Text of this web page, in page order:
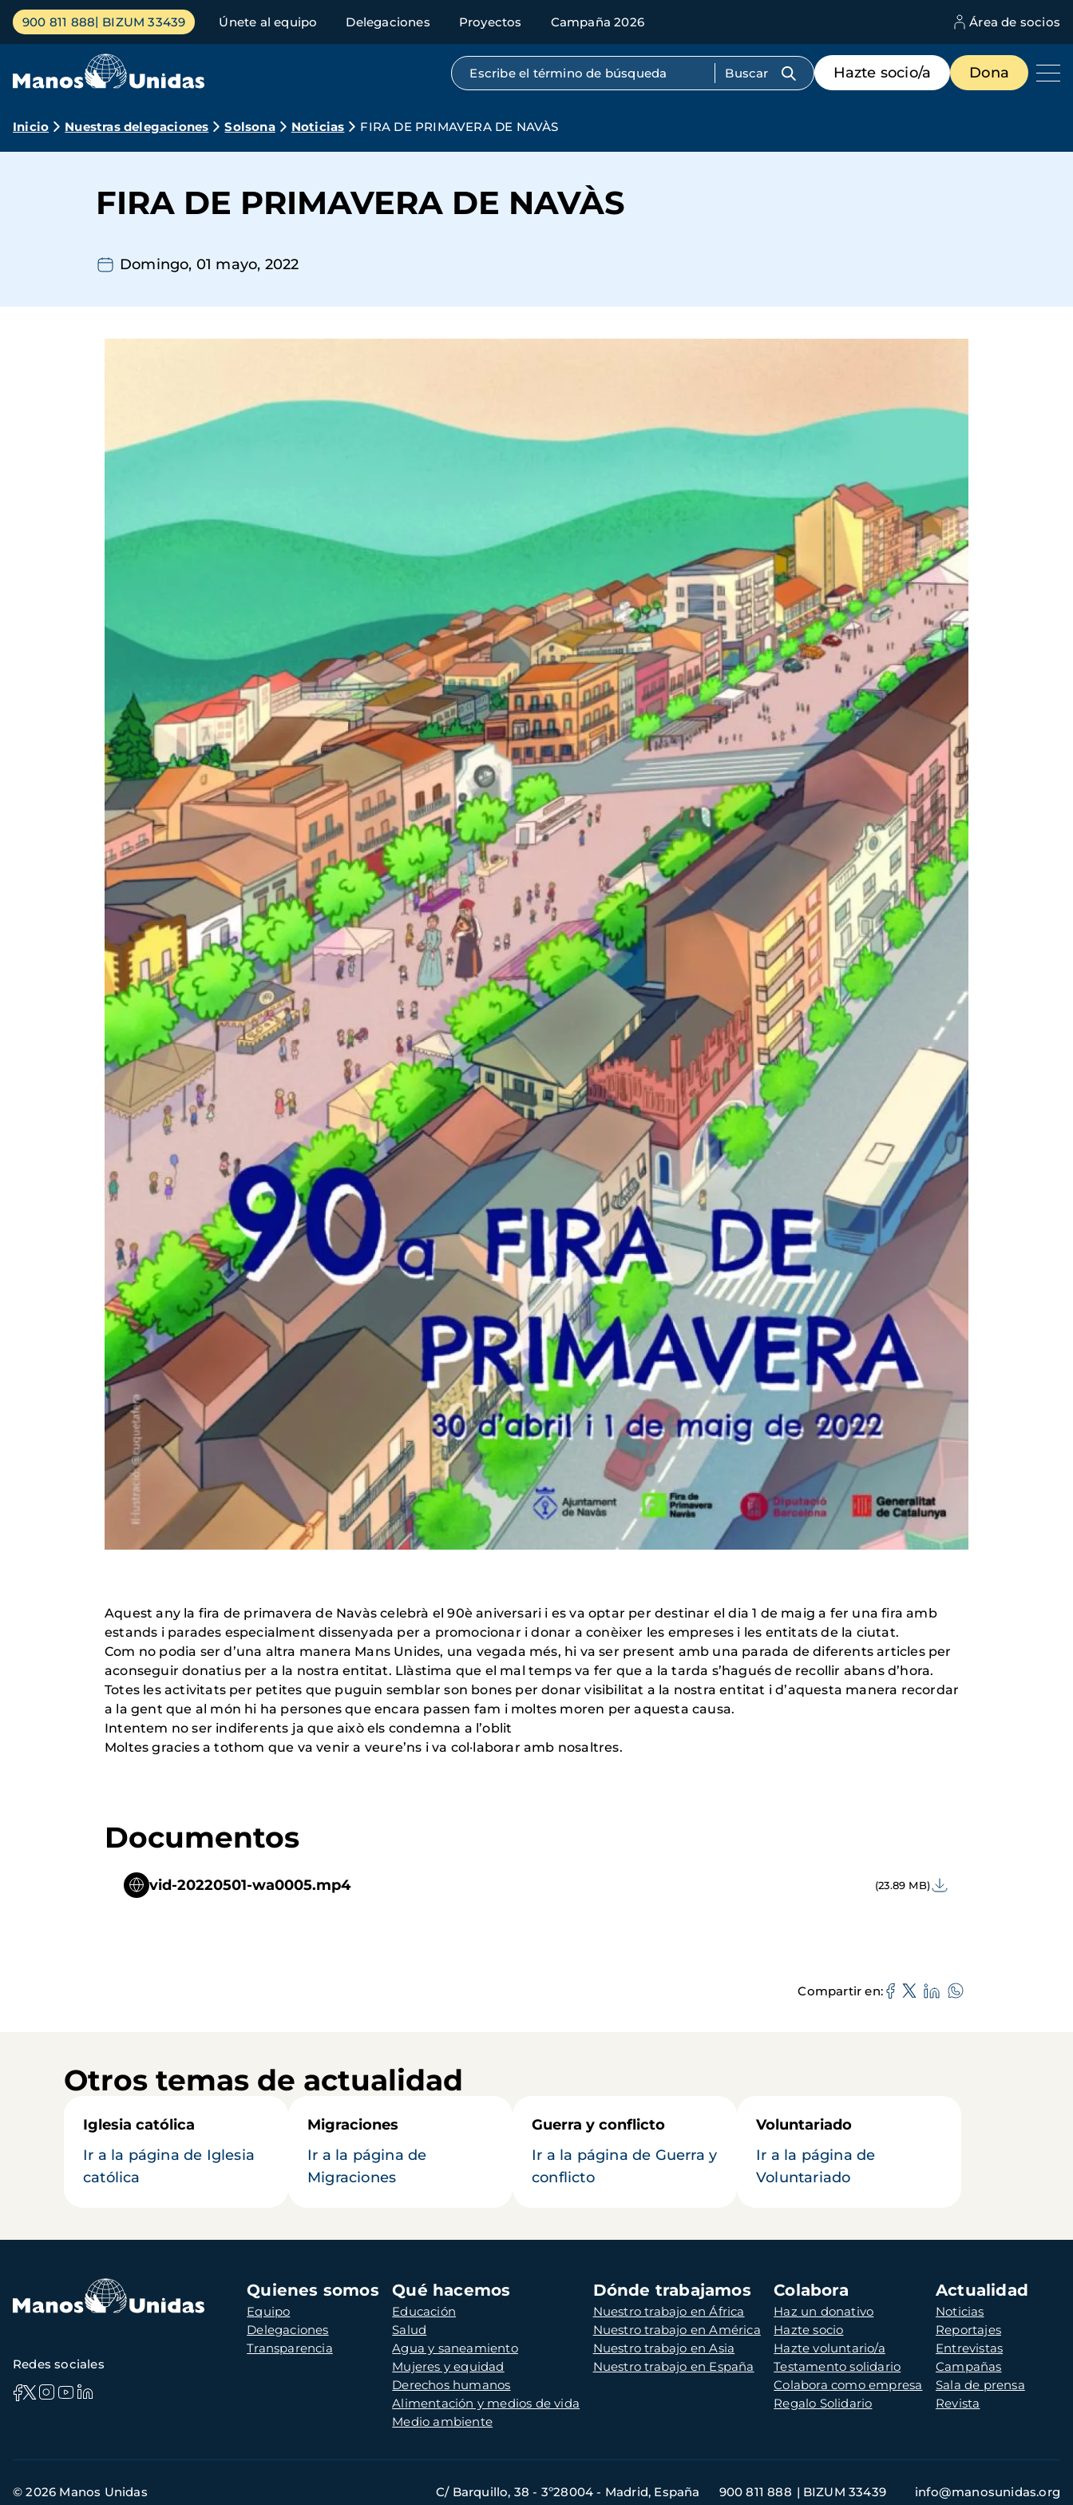
Pasar
contenido
Menú
principal
900 811 888 BIZUM 33439 Únete al equipo Delegaciones Proyectos Campaña 2026 Área de socios
Búsqueda por texto completo
Menú
de
destacados
Hazte socio/a Dona
Ruta
navegación
Inicio Nuestras delegaciones Solsona Noticias FIRA DE PRIMAVERA DE NAVÀS
FIRA DE PRIMAVERA DE NAVÀS
Domingo, 01 mayo, 2022
Aquest any la fira de primavera de Navàs celebrà el 90è aniversari i es va optar per destinar el dia 1 de maig a fer una fira amb
estands i parades especialment dissenyada per a promocionar i donar a conèixer les empreses i les entitats de la ciutat.
Com no podia ser d’una altra manera Mans Unides, una vegada més, hi va ser present amb una parada de diferents articles per
aconseguir donatius per a la nostra entitat. Llàstima que el mal temps va fer que a la tarda s’hagués de recollir abans d’hora.
Totes les activitats per petites que puguin semblar son bones per donar visibilitat a la nostra entitat i d’aquesta manera recordar
a la gent que al món hi ha persones que encara passen fam i moltes moren per aquesta causa.
Intentem no ser indiferents ja que això els condemna a l’oblit
Moltes gracies a tothom que va venir a veure’ns i va col·laborar amb nosaltres.
Documentos
vid-20220501-wa0005.mp4 (23.89 MB)
Compartir en
Otros temas de actualidad
Iglesia católica
Ir a la página de Iglesia
católica
Migraciones
Ir a la página de
Migraciones
Guerra y conflicto
Ir a la página de Guerra y
conflicto
Voluntariado
Ir a la página de
Voluntariado
Navegación
principal
Quienes somos
Equipo
Delegaciones
Transparencia
Qué hacemos
Educación
Salud
Agua y saneamiento
Mujeres y equidad
Derechos humanos
Alimentación y medios de vida
Medio ambiente
Dónde trabajamos
Nuestro trabajo en África
Nuestro trabajo en América
Nuestro trabajo en Asia
Nuestro trabajo en España
Colabora
Haz un donativo
Hazte socio
Hazte voluntario/a
Testamento solidario
Colabora como empresa
Regalo Solidario
Actualidad
Noticias
Reportajes
Entrevistas
Campañas
Sala de prensa
Revista
Redes sociales
de
© 2026 Manos Unidas C/ Barquillo, 38 - 3º28004 - Madrid, España 900 811 888 BIZUM 33439 info@manosunidas.org